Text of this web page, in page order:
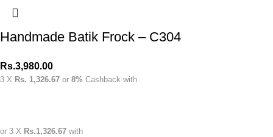
Handmade Batik Frock – C304
Rs.3,980.00
3 X Rs. 1,326.67 or 8% Cashback with
or 3 X Rs.1,326.67 with